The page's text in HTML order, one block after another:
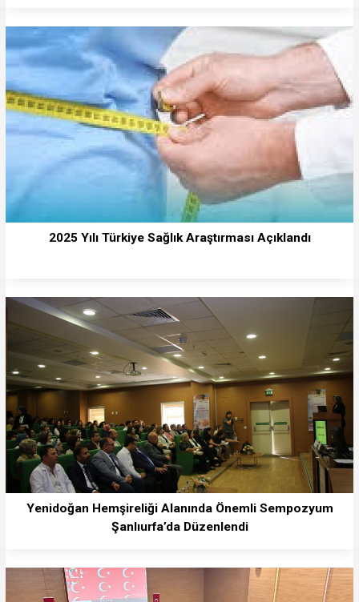
2025 Yılı Türkiye Sağlık Araştırması Açıklandı
Yenidoğan Hemşireliği Alanında Önemli Sempozyum
Şanlıurfa’da Düzenlendi